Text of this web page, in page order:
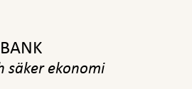
säker ekonomi